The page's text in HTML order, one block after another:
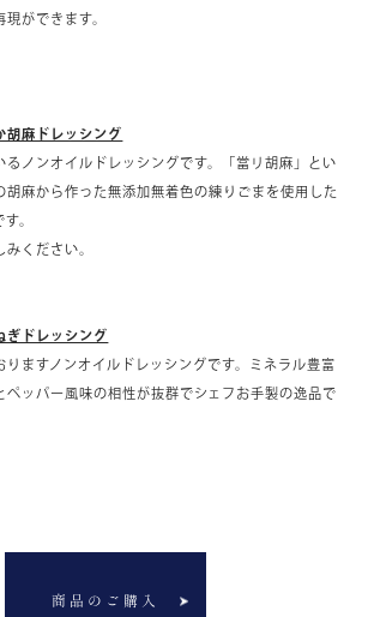
現ができます。
麻ドレッシング
るノンオイルドレッシングです。「當リ胡麻」とい
胡麻から作った無添加無着色の練りごまを使用した
。
みください。
ぎドレッシング
りますノンオイルドレッシングです。ミネラル豊富
ペッパー風味の相性が抜群でシェフお手製の逸品で
商品のご購入